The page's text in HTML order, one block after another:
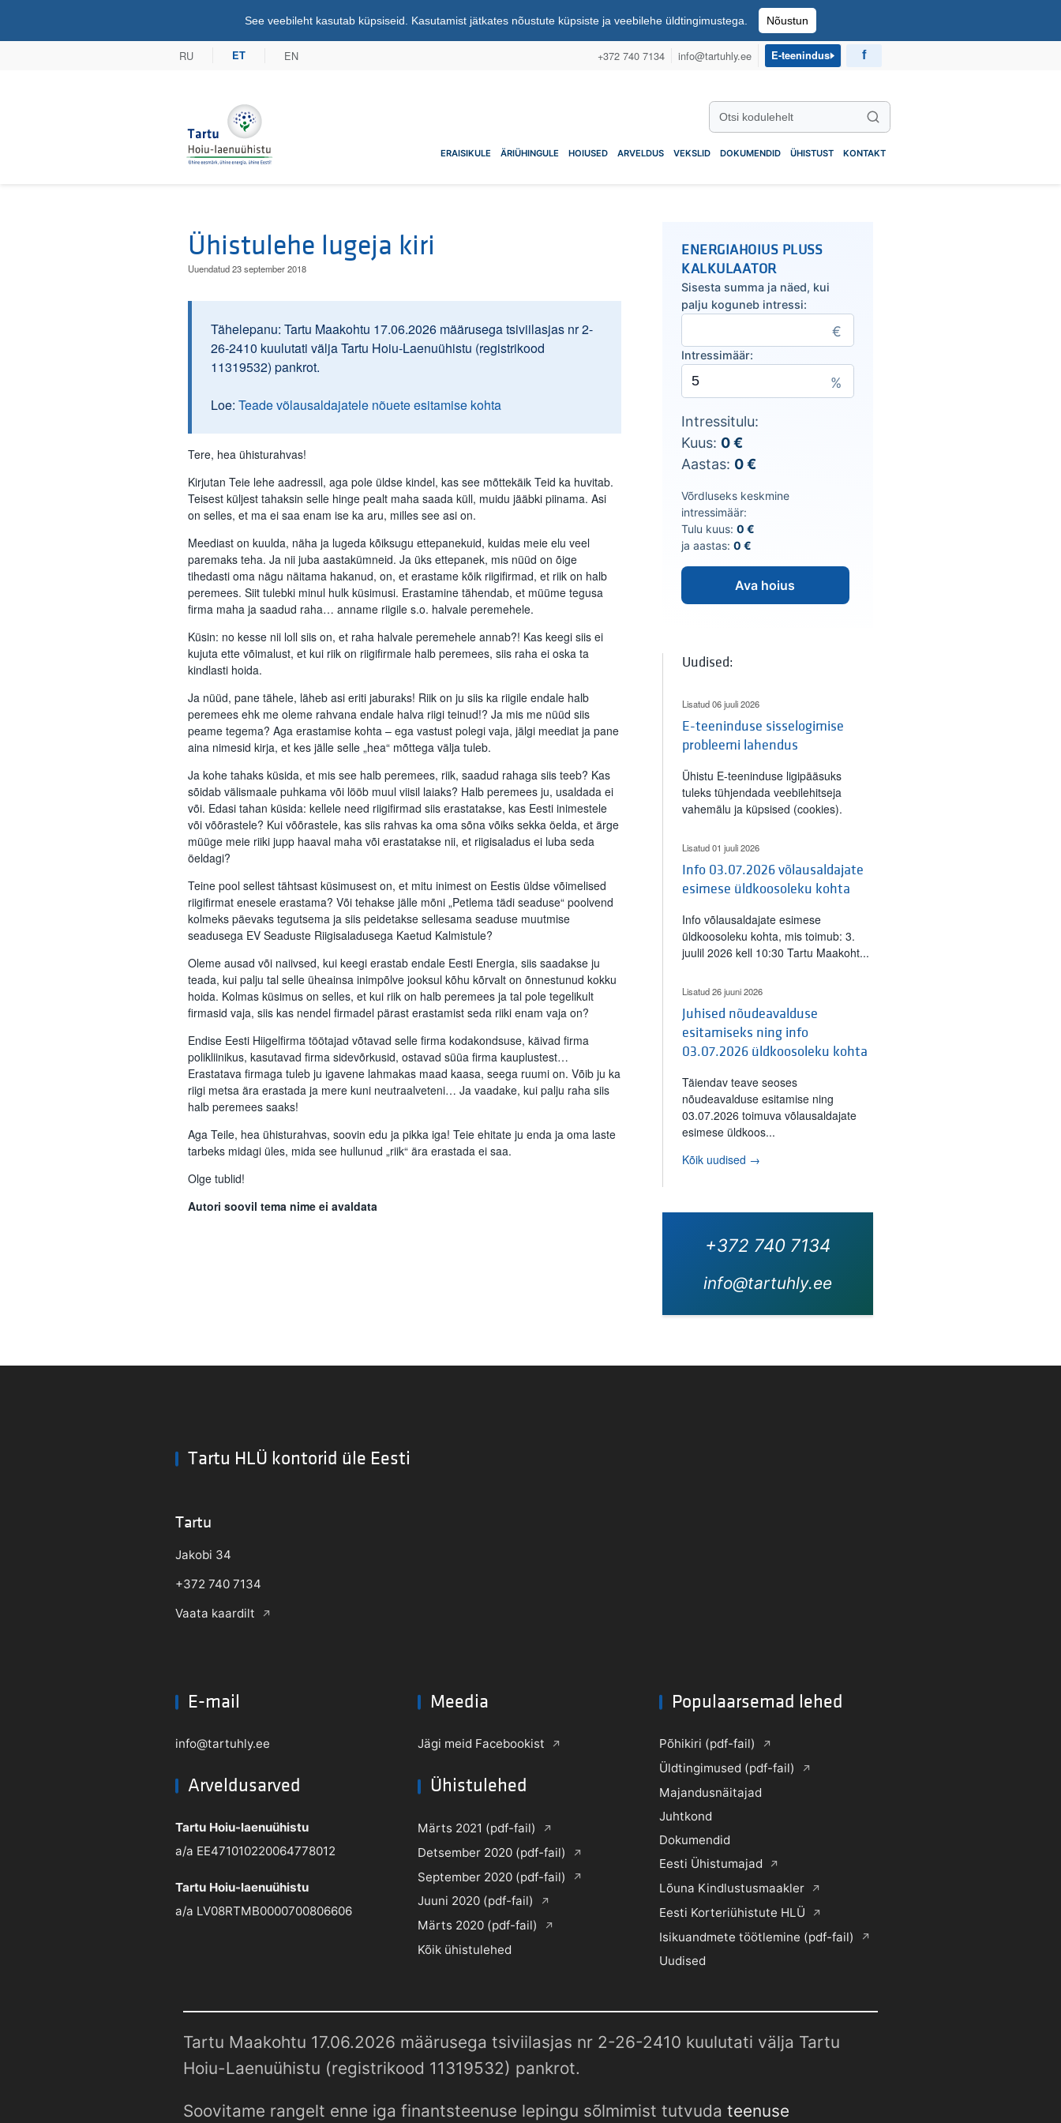
See veebileht kasutab küpsiseid. Kasutamist jätkates nõustute küpsiste ja veebilehe üldtingimustega. Nõustun
RU ET EN +372 740 7134 info@tartuhly.ee E-teenindus
Tartu Hoiu-laenuühistu
Otsi kodulehelt
Otsi
ERAISIKULE ÄRIÜHINGULE HOIUSED ARVELDUS VEKSLID DOKUMENDID ÜHISTUST KONTAKT
Ühistulehe lugeja kiri
Uuendatud 23 september 2018
Tähelepanu: Tartu Maakohtu 17.06.2026 määrusega tsiviilasjas nr 2-
26-2410 kuulutati välja Tartu Hoiu-Laenuühistu (registrikood
11319532) pankrot.
Loe: Teade võlausaldajatele nõuete esitamise kohta
Tere, hea ühisturahvas!
Kirjutan Teie lehe aadressil, aga pole üldse kindel, kas see mõttekäik Teid ka huvitab.
Teisest küljest tahaksin selle hinge pealt maha saada küll, muidu jääbki piinama. Asi
on selles, et ma ei saa enam ise ka aru, milles see asi on.
Meediast on kuulda, näha ja lugeda kõiksugu ettepanekuid, kuidas meie elu veel
paremaks teha. Ja nii juba aastakümneid. Ja üks ettepanek, mis nüüd on õige
tihedasti oma nägu näitama hakanud, on, et erastame kõik riigifirmad, et riik on halb
peremees. Siit tulebki minul hulk küsimusi. Erastamine tähendab, et müüme tegusa
firma maha ja saadud raha… anname riigile s.o. halvale peremehele.
Küsin: no kesse nii loll siis on, et raha halvale peremehele annab?! Kas keegi siis ei
kujuta ette võimalust, et kui riik on riigifirmale halb peremees, siis raha ei oska ta
kindlasti hoida.
Ja nüüd, pane tähele, läheb asi eriti jaburaks! Riik on ju siis ka riigile endale halb
peremees ehk me oleme rahvana endale halva riigi teinud!? Ja mis me nüüd siis
peame tegema? Aga erastamise kohta – ega vastust polegi vaja, jälgi meediat ja pane
aina nimesid kirja, et kes jälle selle „hea“ mõttega välja tuleb.
Ja kohe tahaks küsida, et mis see halb peremees, riik, saadud rahaga siis teeb? Kas
sõidab välismaale puhkama või lööb muul viisil laiaks? Halb peremees ju, usaldada ei
või. Edasi tahan küsida: kellele need riigifirmad siis erastatakse, kas Eesti inimestele
või võõrastele? Kui võõrastele, kas siis rahvas ka oma sõna võiks sekka öelda, et ärge
müüge meie riiki jupp haaval maha või erastatakse nii, et riigisaladus ei luba seda
öeldagi?
Teine pool sellest tähtsast küsimusest on, et mitu inimest on Eestis üldse võimelised
riigifirmat enesele erastama? Või tehakse jälle mõni „Petlema tädi seaduse“ poolvend
kolmeks päevaks tegutsema ja siis peidetakse sellesama seaduse muutmise
seadusega EV Seaduste Riigisaladusega Kaetud Kalmistule?
Oleme ausad või naiivsed, kui keegi erastab endale Eesti Energia, siis saadakse ju
teada, kui palju tal selle üheainsa inimpõlve jooksul kõhu kõrvalt on õnnestunud kokku
hoida. Kolmas küsimus on selles, et kui riik on halb peremees ja tal pole tegelikult
firmasid vaja, siis kas nendel firmadel pärast erastamist seda riiki enam vaja on?
Endise Eesti Hiigelfirma töötajad võtavad selle firma kodakondsuse, käivad firma
polikliinikus, kasutavad firma sidevõrkusid, ostavad süüa firma kauplustest…
Erastatava firmaga tuleb ju igavene lahmakas maad kaasa, seega ruumi on. Võib ju ka
riigi metsa ära erastada ja mere kuni neutraalveteni… Ja vaadake, kui palju raha siis
halb peremees saaks!
Aga Teile, hea ühisturahvas, soovin edu ja pikka iga! Teie ehitate ju enda ja oma laste
tarbeks midagi üles, mida see hullunud „riik“ ära erastada ei saa.
Olge tublid!
Autori soovil tema nime ei avaldata
ENERGIAHOIUS PLUSS
KALKULAATOR
Sisesta summa ja näed, kui
palju koguneb intressi:
Intressimäär:
Intressitulu:
Kuus: 0€
Aastas: 0€
Võrdluseks keskmine
intressimäär:
Tulu kuus:0 €
ja aastas:0 €
Ava hoius
Uudised:
Lisatud 06 juuli 2026
E-teeninduse sisselogimise
probleemi lahendus
Ühistu E-teeninduse ligipääsuks
tuleks tühjendada veebilehitseja
vahemälu ja küpsised (cookies).
Lisatud 01 juuli 2026
Info 03.07.2026 võlausaldajate
esimese üldkoosoleku kohta
Info võlausaldajate esimese
üldkoosoleku kohta, mis toimub: 3.
juulil 2026 kell 10:30 Tartu Maakoht...
Lisatud 26 juuni 2026
Juhised nõudeavalduse
esitamiseks ning info
03.07.2026 üldkoosoleku kohta
Täiendav teave seoses
nõudeavalduse esitamise ning
03.07.2026 toimuva võlausaldajate
esimese üldkoos...
Kõik uudised →
+372 740 7134
info@tartuhly.ee
Tartu HLÜ kontorid üle Eesti
Tartu
Jakobi 34
+372 740 7134
Vaata kaardilt
E-mail
info@tartuhly.ee
Arveldusarved
Tartu Hoiu-laenuühistu
a/a EE471010220064778012
Tartu Hoiu-laenuühistu
a/a LV08RTMB0000700806606
Meedia
Jägi meid Facebookist
Ühistulehed
Märts 2021 (pdf-fail)
Detsember 2020 (pdf-fail)
September 2020 (pdf-fail)
Juuni 2020 (pdf-fail)
Märts 2020 (pdf-fail)
Kõik ühistulehed
Populaarsemad lehed
Põhikiri (pdf-fail)
Üldtingimused (pdf-fail)
Majandusnäitajad
Juhtkond
Dokumendid
Eesti Ühistumajad
Lõuna Kindlustusmaakler
Eesti Korteriühistute HLÜ
Isikuandmete töötlemine (pdf-fail)
Uudised
Tartu Maakohtu 17.06.2026 määrusega tsiviilasjas nr 2-26-2410 kuulutati välja Tartu
Hoiu-Laenuühistu (registrikood 11319532) pankrot.
Soovitame rangelt enne iga finantsteenuse lepingu sõlmimist tutvuda teenuse